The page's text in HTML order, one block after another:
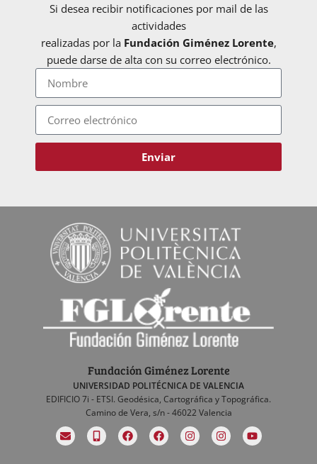
Si desea recibir notificaciones por mail de las
actividades
realizadas por la Fundación Giménez Lorente,
puede darse de alta con su correo electrónico.
Enviar
Fundación Giménez Lorente
UNIVERSIDAD POLITÉCNICA DE VALENCIA
EDIFICIO 7i - ETSI. Geodésica, Cartográfica y Topográfica.
Camino de Vera, s/n - 46022 Valencia